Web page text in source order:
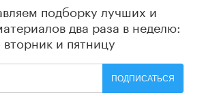
подборку лучших и
два раза в неделю:
вторник и пятницу
ПОДПИСАТЬСЯ